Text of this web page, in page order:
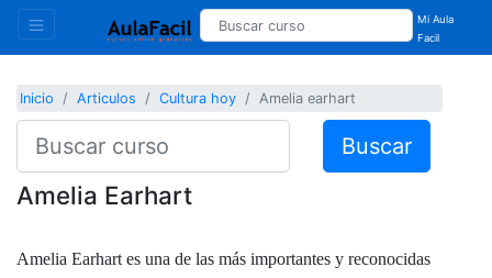
Mi Aula
Facil
Inicio Articulos Cultura hoy Amelia earhart
Buscar
Amelia Earhart
Amelia Earhart es una de las más importantes y reconocidas